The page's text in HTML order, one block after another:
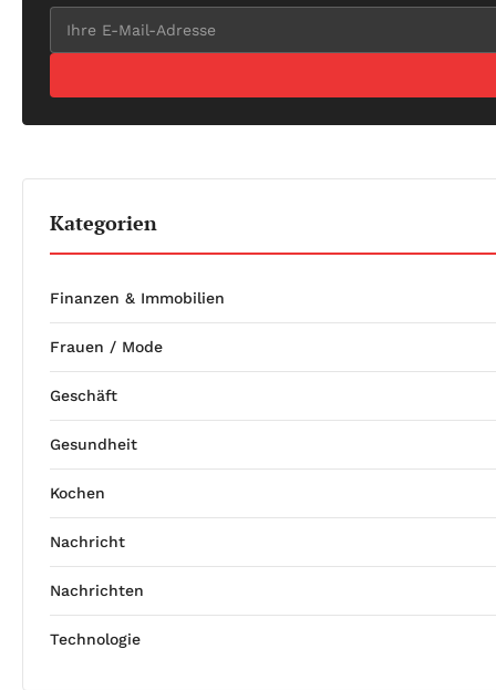
Kategorien
Finanzen & Immobilien
Frauen / Mode
Geschäft
Gesundheit
Kochen
Nachricht
Nachrichten
Technologie